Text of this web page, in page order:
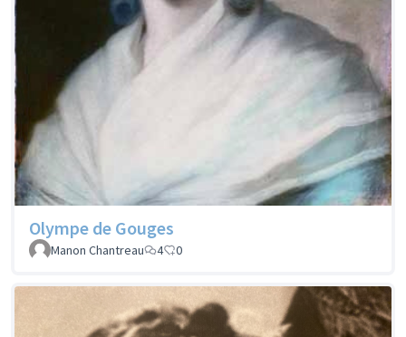
Olympe de Gouges
Manon Chantreau 4 0